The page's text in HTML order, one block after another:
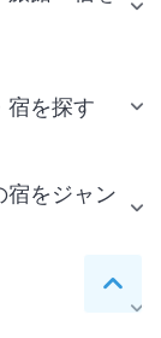
ペー
宿を探す
宿をジャン